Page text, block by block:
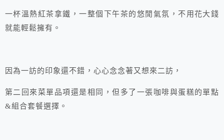
一杯溫熱紅茶拿鐵，一整個下午茶的悠閒氣氛，不用花大錢
就能輕鬆擁有。
因為一訪的印象還不錯，心心念念著又想來二訪，
第二回來菜單品項還是相同，但多了一張咖啡與蛋糕的單點
&組合套餐選擇。